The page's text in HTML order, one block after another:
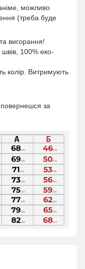
можливо
(треба буде
вигорання!
швів, 100% еко-
колір. Витримують
за